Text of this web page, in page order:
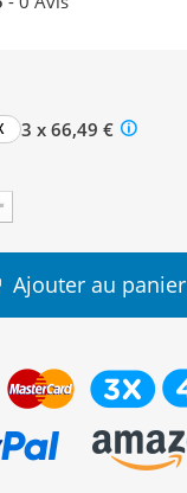
3 x 66,49 €
Ajouter au panier